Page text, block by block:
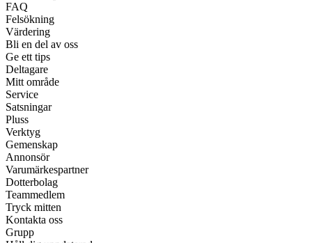
FAQ
Felsökning
Värdering
Bli en del av oss
Ge ett tips
Deltagare
Mitt område
Service
Satsningar
Pluss
Verktyg
Gemenskap
Annonsör
Varumärkespartner
Dotterbolag
Teammedlem
Tryck mitten
Kontakta oss
Grupp